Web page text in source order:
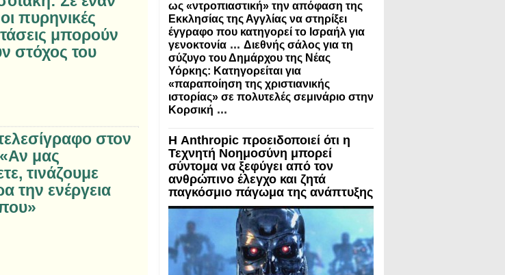
ως «ντροπιαστική» την απόφαση της
Εκκλησίας της Αγγλίας να στηρίξει
έγγραφο που κατηγορεί το Ισραήλ για
γενοκτονία ... Διεθνής σάλος για τη
σύζυγο του Δημάρχου της Νέας
Υόρκης: Κατηγορείται για
«παραποίηση της χριστιανικής
ιστορίας» σε πολυτελές σεμινάριο στην
Κορσική ...
Η Anthropic προειδοποιεί ότι η
Τεχνητή Νοημοσύνη μπορεί
σύντομα να ξεφύγει από τον
ανθρώπινο έλεγχο και ζητά
παγκόσμιο πάγωμα της ανάπτυξης
πυρηνικές
μπορούν
στόχος του
στον
μας
τινάζουμε
την ενέργεια